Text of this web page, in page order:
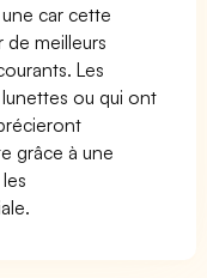
car cette
meilleurs
Les
ou qui ont
grâce à une